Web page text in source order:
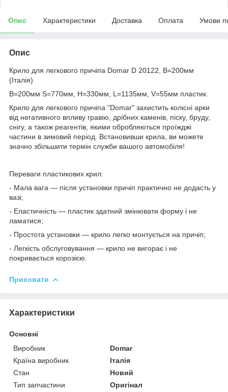
Опис Характеристики Доставка Оплата Умови
Опис
Крило для легкового причіпа Domar D 20122, B=200мм
(Італія)
B=200мм S=770мм, H=330мм, L=1135мм, V=55мм пластик.
Крило для легкового причіпа "Domar" захистить колісні арки
від негативного впливу гравію, дрібних каменів, піску, бруду,
снігу, а також реагентів, якими обробляються проїжджі
частини в зимовий період. Встановивши крила, ви можете
значно збільшити термін служби вашого автомобіля!
Переваги пластикових крил:
- Мала вага — після установки причіп практично не додасть у
вазі;
- Еластичність — пластик здатний змінювати форму і не
ламатися;
- Простота установки — крило легко монтується на причіп;
- Легкість обслуговування — крило не вигорає і не
покривається корозією.
Приховати
Характеристики
Основні
Виробник
Domar
Країна виробник
Італія
Стан
Новий
Тип запчастини
Оригінал